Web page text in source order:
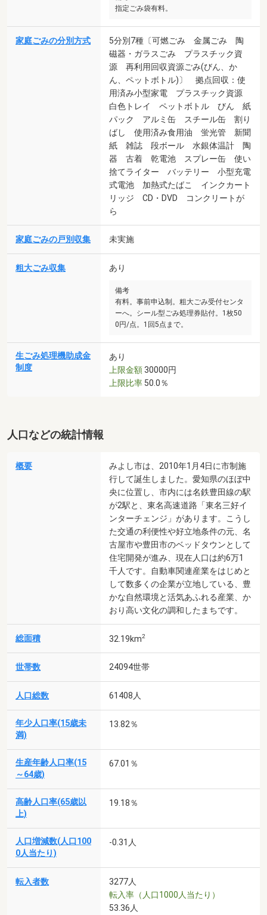
指定ごみ袋有料。
家庭ごみの分別方式
5分別7種〔可燃ごみ 金属ごみ 陶
磁器・ガラスごみ プラスチック資
源 再利用回収資源ごみ(びん、か
ん、ペットボトル)〕 拠点回収：使
用済み小型家電 プラスチック資源
白色トレイ ペットボトル びん 紙
パック アルミ缶 スチール缶 割り
ばし 使用済み食用油 蛍光管 新聞
紙 雑誌 段ボール 水銀体温計 陶
器 古着 乾電池 スプレー缶 使い
捨てライター バッテリー 小型充電
式電池 加熱式たばこ インクカート
リッジ CD・DVD コンクリートが
ら
家庭ごみの戸別収集 未実施
粗大ごみ収集 あり
備考
有料。事前申込制。粗大ごみ受付センタ
ーへ。シール型ごみ処理券貼付。1枚50
0円/点。1回5点まで。
生ごみ処理機助成金
制度
あり
上限金額30000円
上限比率 50.0％
人口などの統計情報
概要
みよし市は、2010年1月4日に市制施
行して誕生しました。愛知県のほぼ中
央に位置し、市内には名鉄豊田線の駅
が2駅と、東名高速道路「東名三好イ
ンターチェンジ」があります。こうし
た交通の利便性や好立地条件の元、名
古屋市や豊田市のベッドタウンとして
住宅開発が進み、現在人口は約6万1
千人です。自動車関連産業をはじめと
して数多くの企業が立地している、豊
かな自然環境と活気あふれる産業、か
おり高い文化の調和したまちです。
総面積 32.19km2
世帯数 24094世帯
人口総数 61408人
年少人口率(15歳未
満)
13.82％
生産年齢人口率(15
～64歳)
67.01％
高齢人口率(65歳以
上)
19.18％
人口増減数(人口100
0人当たり)
-0.31人
転入者数
3277人
転入率（人口1000人当たり）
53.36人